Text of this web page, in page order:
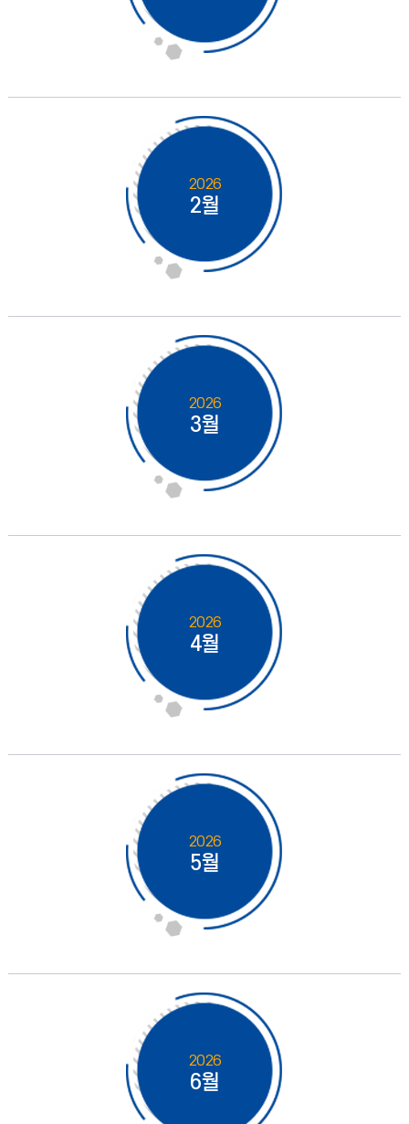
2026
2월
2026
3월
2026
4월
2026
5월
2026
6월